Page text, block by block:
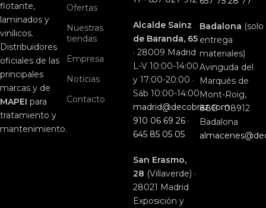
flotante,
laminados y
vinílicos.
Distribuidores
oficiales de las
principales
marcas y de
MAPEI para
tratamiento y
mantenimiento.
Ofertas
Nuestras
tiendas
Empresa
Noticias
Contacto
Alcalde Sainz
de Baranda, 65
· 28009 Madrid
L-V 10:00-14:00
y 17:00-20:00 ·
Sáb 10:00-14:00
madrid@decobraz.com
910 06 69 26 ·
645 85 05 05
San Erasmo,
28 (Villaverde) ·
28021 Madrid
Exposición y
Badalona (solo
entrega
materiales)
Avinguda del
Marquès de
Mont-Roig,
88B · 08912
Badalona